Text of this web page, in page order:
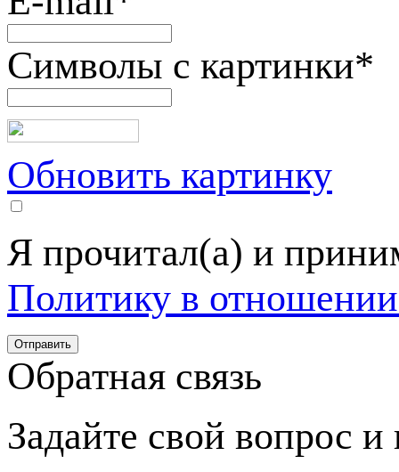
Символы с картинки*
Обновить картинку
Я прочитал(а) и
Политику в
Обратная связь
Задайте свой вопрос